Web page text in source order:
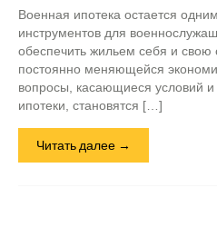
Военная ипотека остается
инструментов для
обеспечить жильем себя и
постоянно меняющейся
вопросы, касающиеся условий и
ипотеки, становятся […]
Читать далее →